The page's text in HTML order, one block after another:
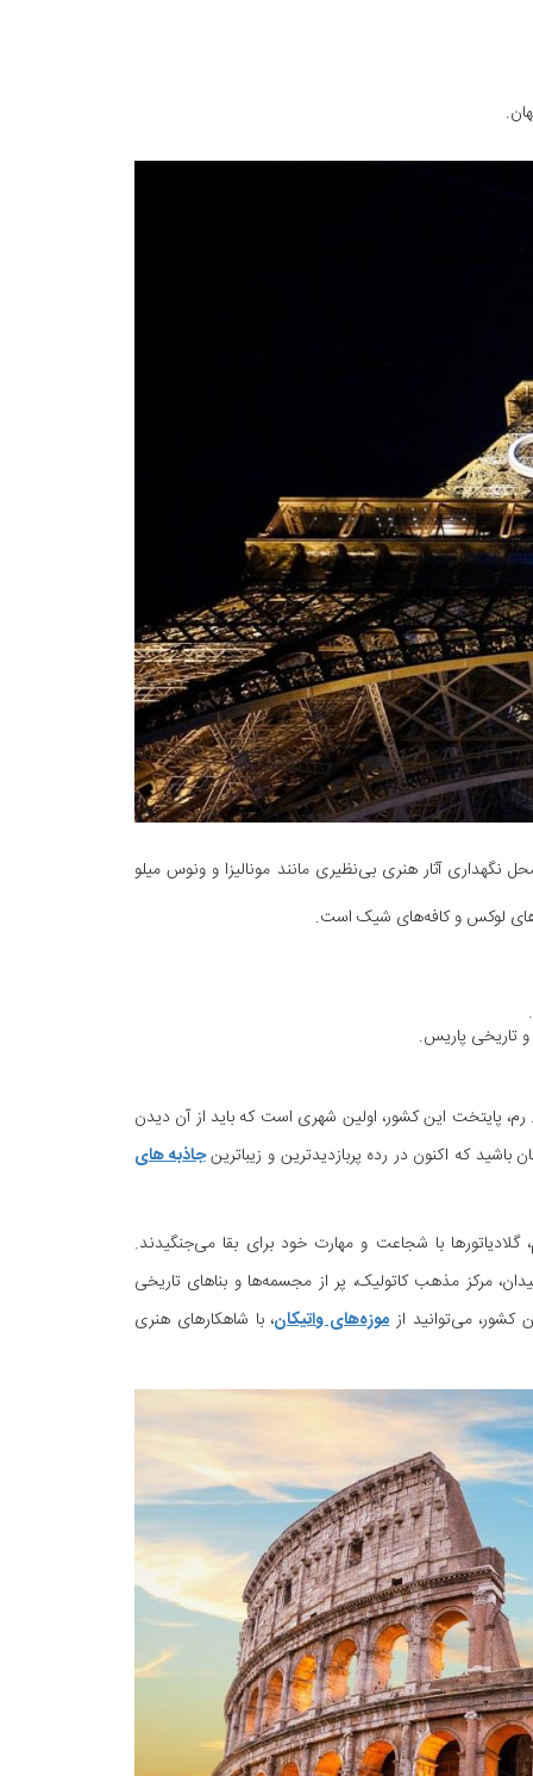
نگهداری آثار هنری بی‌نظیری مانند مونالیزا و ونوس میلو
لوکس و کافه‌های شیک است.
تاریخی پاریس.
رم، پایتخت این کشور، اولین شهری است که باید از آن دیدن
که اکنون در رده پربازدیدترین و زیباترینجاذبه های
با شجاعت و مهارت خود برای بقا می‌جنگیدند.
مرکز مذهب کاتولیک، پر از مجسمه‌ها و بناهای تاریخی
کشور، می‌توانید از موزه‌های واتیکان، با شاهکارهای هنری